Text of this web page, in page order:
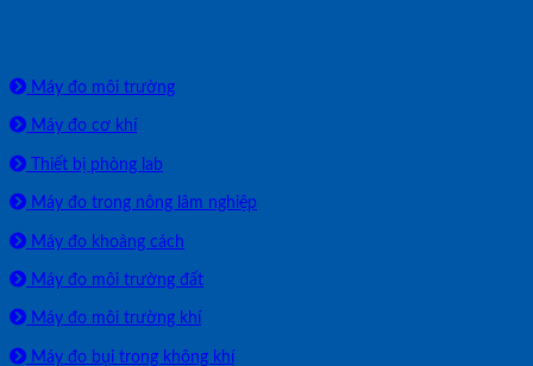
Máy đo môi trường
Máy đo cơ khí
Thiết bị phòng lab
Máy đo trong nông lâm nghiệp
Máy đo khoảng cách
Máy đo môi trường đất
Máy đo môi trường khí
Máy đo bụi trong không khí